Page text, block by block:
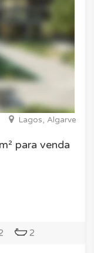
Lagos, Algarve
para venda
2